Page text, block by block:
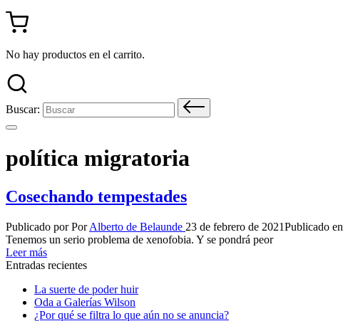
No hay productos en el carrito.
Buscar:
política migratoria
Cosechando tempestades
Publicado por PorAlberto de Belaunde 23 de febrero de 2021Publicado en
Tenemos un serio problema de xenofobia. Y se pondrá peor
Leer más
Entradas recientes
La suerte de poder huir
Oda a Galerías Wilson
¿Por qué se filtra lo que aún no se anuncia?